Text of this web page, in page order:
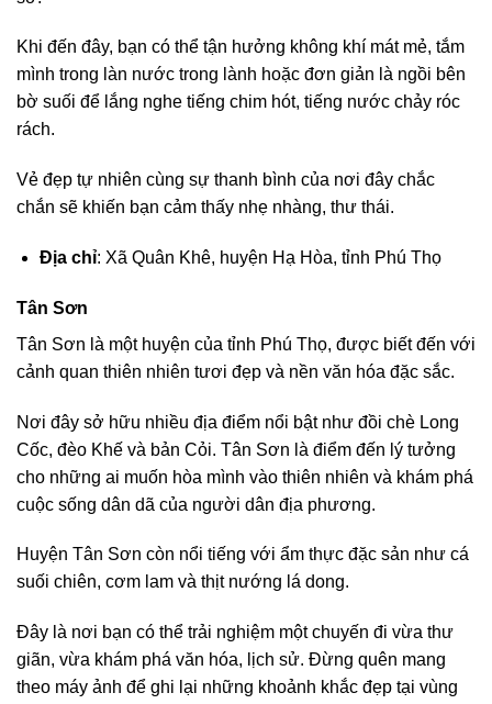
Khi đến đây, bạn có thể tận hưởng không khí mát mẻ, tắm
mình trong làn nước trong lành hoặc đơn giản là ngồi bên
bờ suối để lắng nghe tiếng chim hót, tiếng nước chảy róc
rách.
Vẻ đẹp tự nhiên cùng sự thanh bình của nơi đây chắc
chắn sẽ khiến bạn cảm thấy nhẹ nhàng, thư thái.
Địa chỉ: Xã Quân Khê, huyện Hạ Hòa, tỉnh Phú Thọ
Tân Sơn
Tân Sơn là một huyện của tỉnh Phú Thọ, được biết đến với
cảnh quan thiên nhiên tươi đẹp và nền văn hóa đặc sắc.
Nơi đây sở hữu nhiều địa điểm nổi bật như đồi chè Long
Cốc, đèo Khế và bản Cỏi. Tân Sơn là điểm đến lý tưởng
cho những ai muốn hòa mình vào thiên nhiên và khám phá
cuộc sống dân dã của người dân địa phương.
Huyện Tân Sơn còn nổi tiếng với ẩm thực đặc sản như cá
suối chiên, cơm lam và thịt nướng lá dong.
Đây là nơi bạn có thể trải nghiệm một chuyến đi vừa thư
giãn, vừa khám phá văn hóa, lịch sử. Đừng quên mang
theo máy ảnh để ghi lại những khoảnh khắc đẹp tại vùng